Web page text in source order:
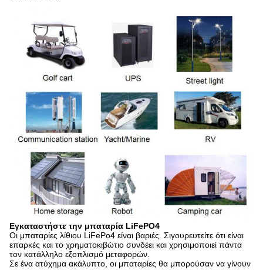
Εγκαταστήστε την μπαταρία LiFePO4
Οι μπαταρίες λίθιου LiFePo4 είναι βαριές. Σιγουρευτείτε ότι είναι
επαρκές και το χρηματοκιβώτιο συνδέει και χρησιμοποιεί πάντα
τον κατάλληλο εξοπλισμό μεταφορών.
Σε ένα ατύχημα ακάλυπτο, οι μπαταρίες θα μπορούσαν να γίνουν